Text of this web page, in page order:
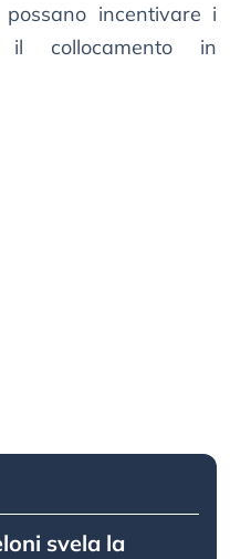
incentivare i
collocamento in
svela la